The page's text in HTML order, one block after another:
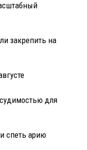
закрепить на
для
спеть арию